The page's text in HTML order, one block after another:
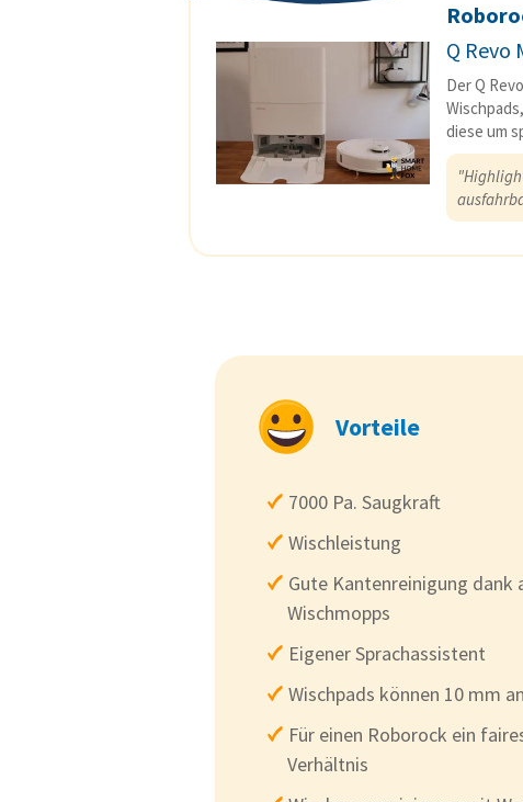
Q Revo
Der Q
diese um
Vorteile
7000 Pa. Saugkraft
Wischleistung
Gute Kantenreinigung dank
Wischmopps
Eigener Sprachassistent
Wischpads können 10 mm
Für einen Roborock ein
Verhältnis